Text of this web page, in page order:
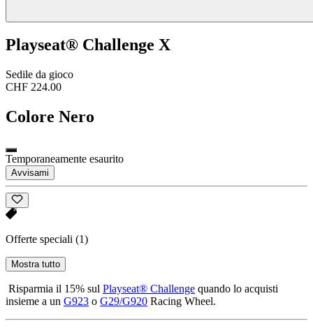
Playseat® Challenge X
Sedile da gioco
CHF 224.00
Colore Nero
Temporaneamente esaurito
Avvisami
Offerte speciali (1)
Mostra tutto
Risparmia il 15% sul Playseat® Challenge quando lo acquisti
insieme a un G923 o G29/G920 Racing Wheel.